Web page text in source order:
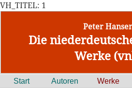
VH_TITEL: 1
Peter
Die
Werke
Start Autoren Werke